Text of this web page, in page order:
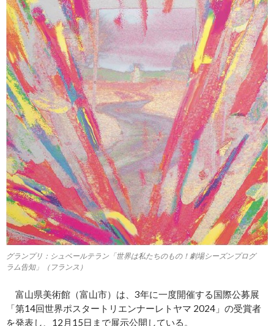
グランプリ：シュペールテラン「世界は私たちのもの！劇場シーズンプログ
ラム告知」（フランス）
富山県美術館（富山市）は、3年に一度開催する国際公募展
「第14回世界ポスタートリエンナーレトヤマ 2024」の受賞者
を発表し、12月15日まで展示公開している。